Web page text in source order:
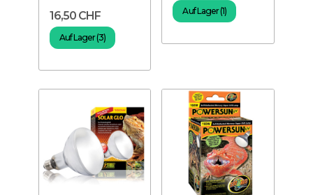
16,50 CHF
Auf Lager (3)
Auf Lager (1)